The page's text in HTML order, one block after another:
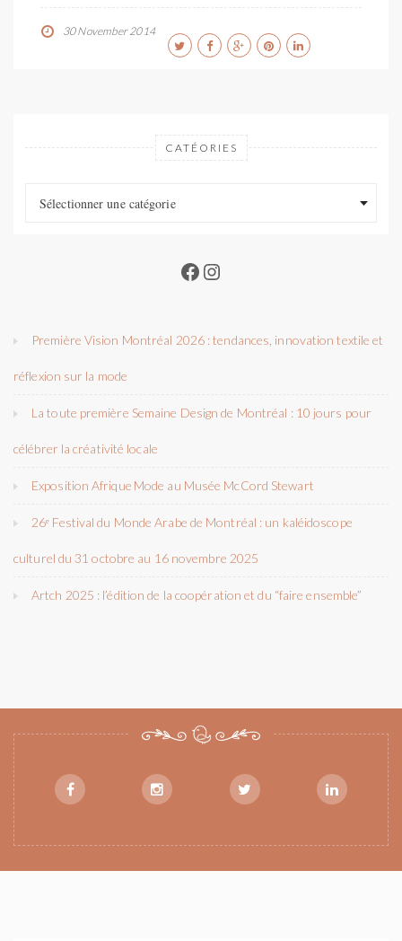
30 November 2014
CATÉORIES
Sélectionner une catégorie
Facebook
Instagram
Première Vision Montréal 2026 : tendances, innovation textile et
réflexion sur la mode
La toute première Semaine Design de Montréal : 10 jours pour
célébrer la créativité locale
Exposition Afrique Mode au Musée McCord Stewart
26ᵉ Festival du Monde Arabe de Montréal : un kaléidoscope
culturel du 31 octobre au 16 novembre 2025
Artch 2025 : l’édition de la coopération et du “faire ensemble”